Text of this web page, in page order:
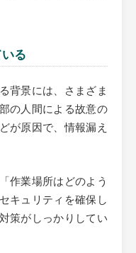
る
背景には、さまざま
の人間による故意の
が原因で、情報漏え
作業場所はどのよう
キュリティを確保し
策がしっかりしてい